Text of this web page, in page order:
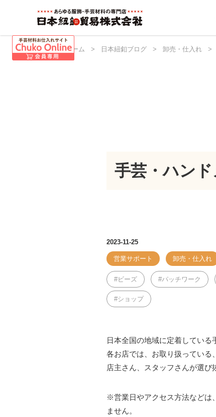
日本紐釦 ホーム > 日本紐釦ブログ > 卸売・仕入れ >
手芸・ハン
2023-11-25
営業サポート 卸売・仕入れ
ビーズ パッチワーク
ショップ
日本全国の地域に定着している
各お店では、お取り扱っている
店主さん、スタッフさんが選び
※営業日やアクセス方法などは
ません。